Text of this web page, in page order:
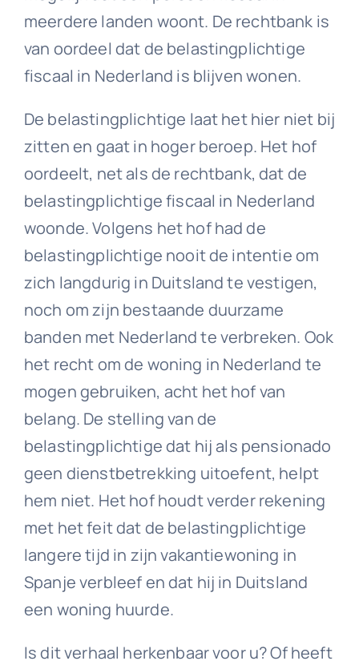
meerdere landen woont. De rechtbank is
van oordeel dat de belastingplichtige
fiscaal in Nederland is blijven wonen.
De belastingplichtige laat het hier niet bij
zitten en gaat in hoger beroep. Het hof
oordeelt, net als de rechtbank, dat de
belastingplichtige fiscaal in Nederland
woonde. Volgens het hof had de
belastingplichtige nooit de intentie om
zich langdurig in Duitsland te vestigen,
noch om zijn bestaande duurzame
banden met Nederland te verbreken. Ook
het recht om de woning in Nederland te
mogen gebruiken, acht het hof van
belang. De stelling van de
belastingplichtige dat hij als pensionado
geen dienstbetrekking uitoefent, helpt
hem niet. Het hof houdt verder rekening
met het feit dat de belastingplichtige
langere tijd in zijn vakantiewoning in
Spanje verbleef en dat hij in Duitsland
een woning huurde.
Is dit verhaal herkenbaar voor u? Of heeft